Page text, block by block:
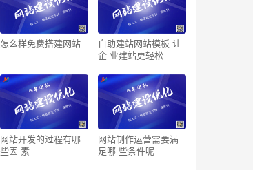
怎么样免费搭建网站
自助建站网站模板 让
企 业建站更轻松
网站开发的过程有哪
些因 素
网站制作运营需要满
足哪 些条件呢